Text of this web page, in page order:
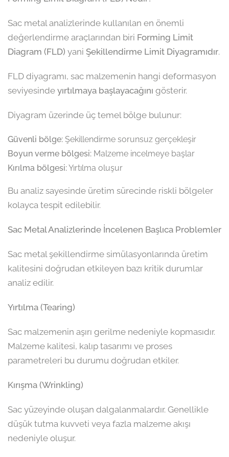
Sac metal analizlerinde kullanılan en önemli
değerlendirme araçlarından biri Forming Limit
Diagram (FLD) yani Şekillendirme Limit Diyagramıdır.
FLD diyagramı, sac malzemenin hangi deformasyon
seviyesinde yırtılmaya başlayacağını gösterir.
Diyagram üzerinde üç temel bölge bulunur:
Güvenli bölge: Şekillendirme sorunsuz gerçekleşir
Boyun verme bölgesi: Malzeme incelmeye başlar
Kırılma bölgesi:Yırtılma oluşur
Bu analiz sayesinde üretim sürecinde riskli bölgeler
kolayca tespit edilebilir.
Sac Metal Analizlerinde İncelenen Başlıca Problemler
Sac metal şekillendirme simülasyonlarında üretim
kalitesini doğrudan etkileyen bazı kritik durumlar
analiz edilir.
Yırtılma (Tearing)
Sac malzemenin aşırı gerilme nedeniyle kopmasıdır.
Malzeme kalitesi, kalıp tasarımı ve proses
parametreleri bu durumu doğrudan etkiler.
Kırışma (Wrinkling)
Sac yüzeyinde oluşan dalgalanmalardır. Genellikle
düşük tutma kuvveti veya fazla malzeme akışı
nedeniyle oluşur.